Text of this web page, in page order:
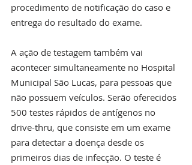
procedimento de notificação do caso e
entrega do resultado do exame.
A ação de testagem também vai
acontecer simultaneamente no Hospital
Municipal São Lucas, para pessoas que
não possuem veículos. Serão oferecidos
500 testes rápidos de antígenos no
drive-thru, que consiste em um exame
para detectar a doença desde os
primeiros dias de infecção. O teste é